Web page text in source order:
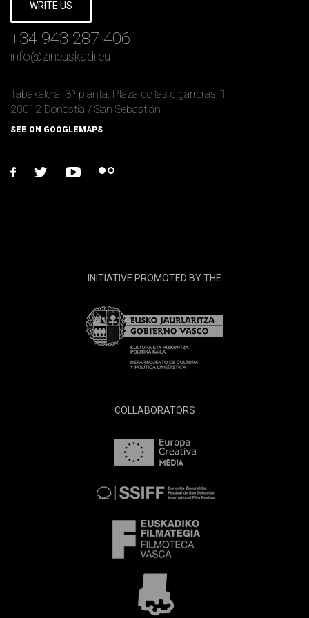
WRITE US
+34 943 287 406
info@zineuskadi.eu
Tabakalera, 3ª planta. Plaza de las cigarreras, 1.
20012 Donostia / San Sebastián
SEE ON GOOGLEMAPS
facebook
twitter youtubeflickr
INITIATIVE PROMOTED BY THE
COLLABORATORS